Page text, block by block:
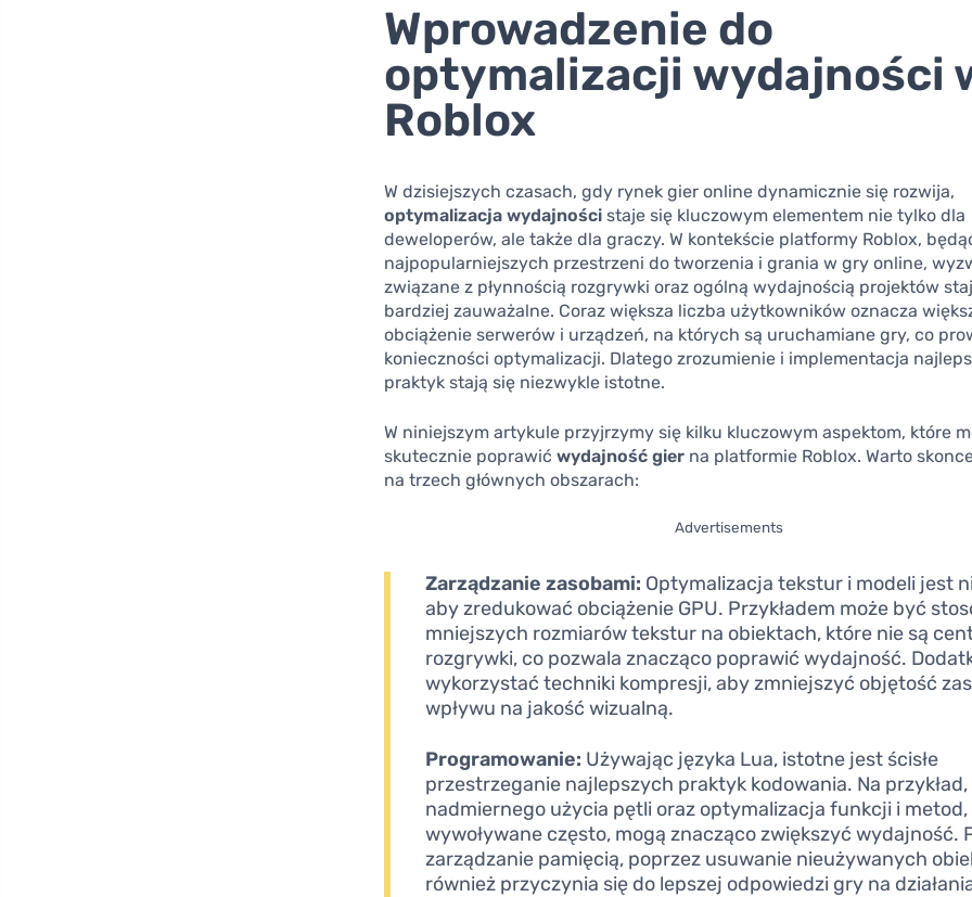
Wprowadzenie do
optymalizacji wydajności
Roblox
W dzisiejszych czasach, gdy rynek gier online dynamicznie się rozwija,
optymalizacja wydajności staje się kluczowym elementem nie tylko dla
deweloperów, ale także dla graczy. W kontekście platformy Roblox,
najpopularniejszych przestrzeni do tworzenia i grania w gry online,
związane z płynnością rozgrywki oraz ogólną wydajnością projektów
bardziej zauważalne. Coraz większa liczba użytkowników oznacza
obciążenie serwerów i urządzeń, na których są uruchamiane gry, co
konieczności optymalizacji. Dlatego zrozumienie i implementacja
praktyk stają się niezwykle istotne.
W niniejszym artykule przyjrzymy się kilku kluczowym aspektom, które
skutecznie poprawićwydajność gier na platformie Roblox. Warto
na trzech głównych obszarach:
Advertisements
Zarządzanie zasobami: Optymalizacja tekstur i modeli jest
aby zredukować obciążenie GPU. Przykładem może być
mniejszych rozmiarów tekstur na obiektach, które nie są
rozgrywki, co pozwala znacząco poprawić wydajność.
wykorzystać techniki kompresji, aby zmniejszyć objętość
wpływu na jakość wizualną.
Programowanie: Używając języka Lua, istotne jest ścisłe
przestrzeganie najlepszych praktyk kodowania. Na
nadmiernego użycia pętli oraz optymalizacja funkcji i metod,
wywoływane często, mogą znacząco zwiększyć wydajność.
zarządzanie pamięcią, poprzez usuwanie nieużywanych
również przyczynia się do lepszej odpowiedzi gry na